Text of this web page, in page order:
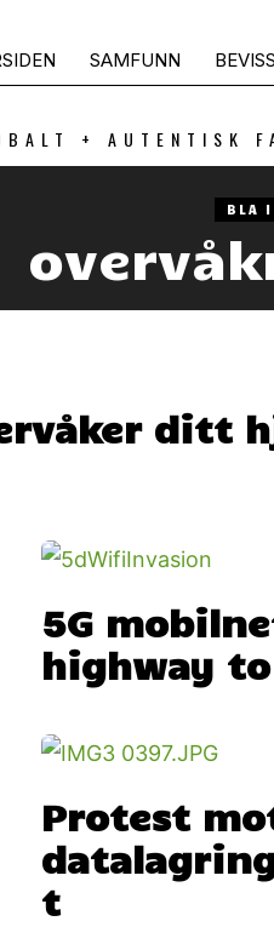
SAMFUNN
+ AUTENTISK
BLA I
ditt
5G
highway
Protest
t